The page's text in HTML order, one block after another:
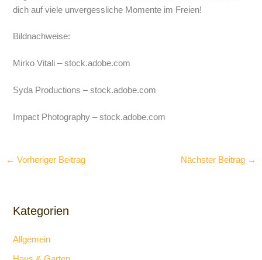
dich auf viele unvergessliche Momente im Freien!
Bildnachweise:
Mirko Vitali – stock.adobe.com
Syda Productions – stock.adobe.com
Impact Photography – stock.adobe.com
← Vorheriger Beitrag Nächster Beitrag →
Kategorien
Allgemein